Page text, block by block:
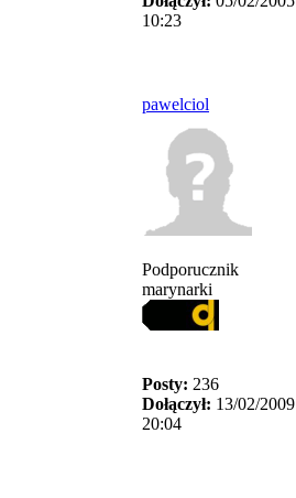
10:23
pawelciol
Podporucznik
marynarki
Posty: 236
Dołączył: 13/02/2009
20:04